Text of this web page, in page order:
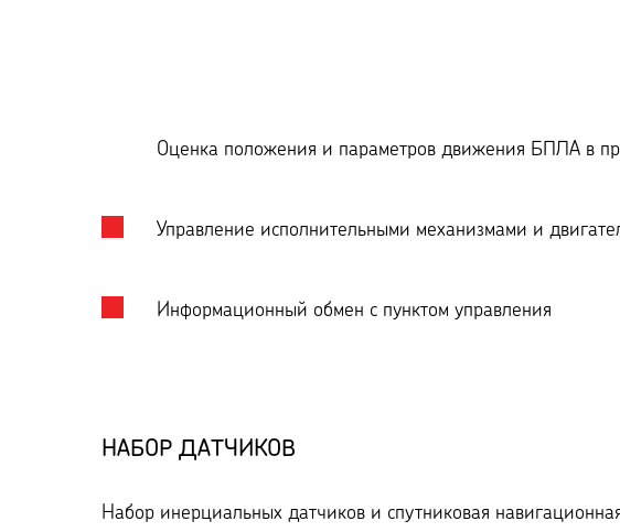
Оценка положения и параметров движения БПЛА в
Управление исполнительными механизмами и
Информационный обмен с пунктом управления
НАБОР ДАТЧИКОВ
Набор инерциальных датчиков и спутниковая